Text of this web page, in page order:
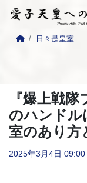
日々是皇室
『爆上戦
のハンドル
室のあり方
2025年3月4日 09:00